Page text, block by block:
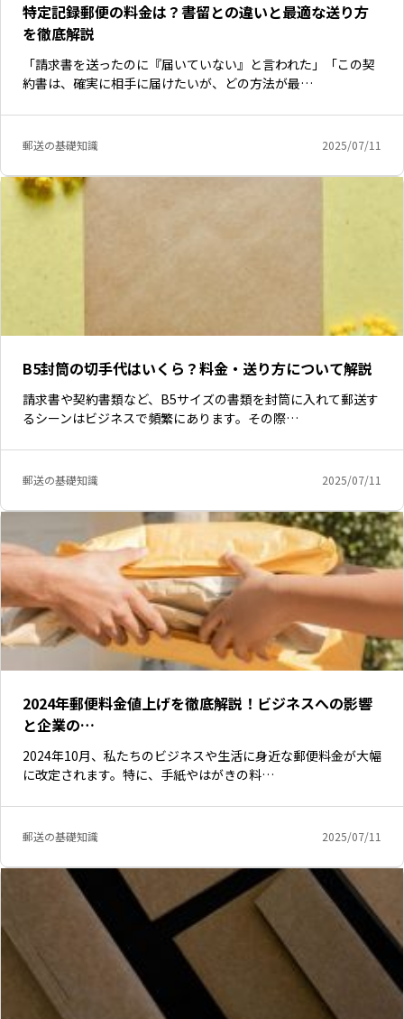
特定記録郵便の料金は？書留との違いと最適な送り方
を徹底解説
「請求書を送ったのに『届いていない』と言われた」「この契
約書は、確実に相手に届けたいが、どの方法が最…
郵送の基礎知識 2025/07/11
B5封筒の切手代はいくら？料金・送り方について解説
請求書や契約書類など、B5サイズの書類を封筒に入れて郵送す
るシーンはビジネスで頻繁にあります。その際…
郵送の基礎知識 2025/07/11
2024年郵便料金値上げを徹底解説！ビジネスへの影響
と企業の…
2024年10月、私たちのビジネスや生活に身近な郵便料金が大幅
に改定されます。特に、手紙やはがきの料…
郵送の基礎知識 2025/07/11